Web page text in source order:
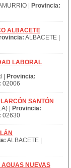
|
Provincia:
ALBACETE
ALBACETE |
LABORAL
|
Provincia:
02006
SANTÓN
|
Provincia:
02630
ALBACETE |
NUEVAS